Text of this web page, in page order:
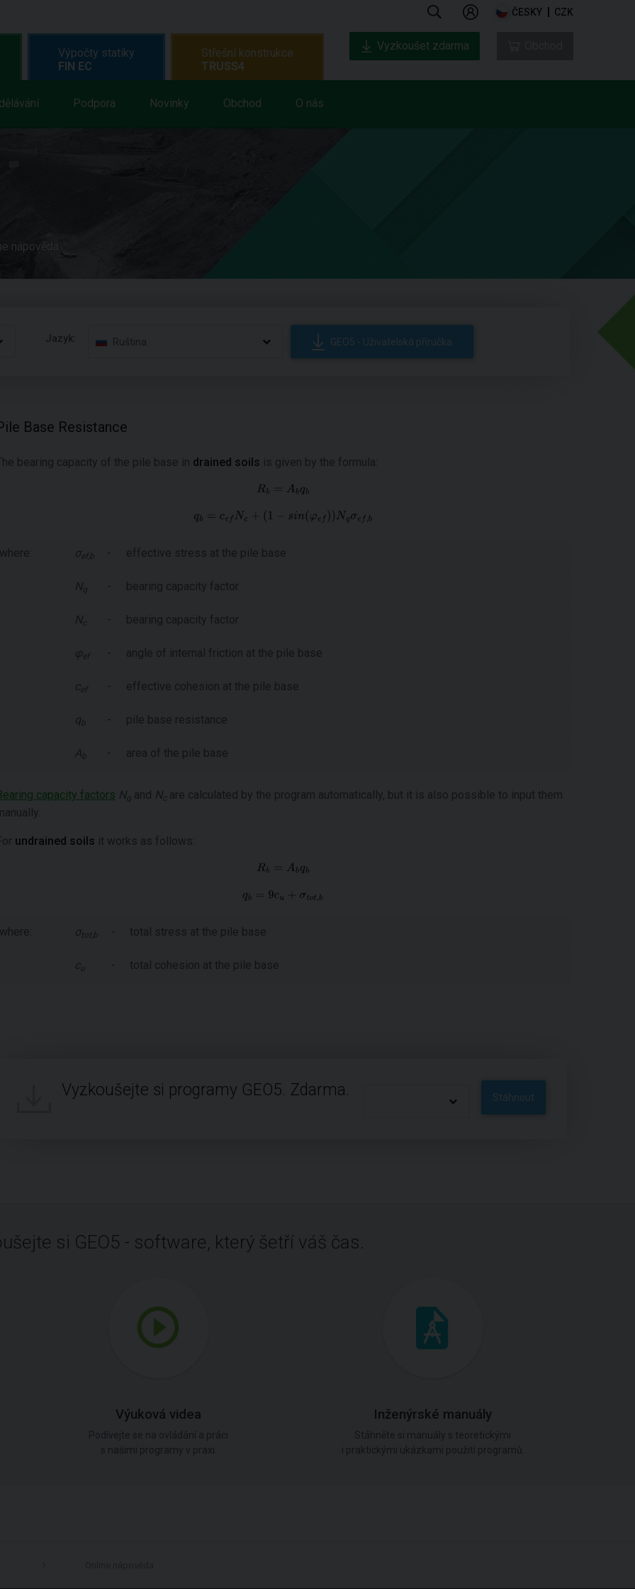
ČESKY CZK
Podpora Novinky Obchod O nás
Výpočty statiky
FIN EC
Střešní konstrukce
TRUSS4
Vyzkoušet zdarma
nápověda
Jazyk: Ruština GEO5 - Uživatelská příručka
Base Resistance
bearing capacity of the pile base in drained soils is given by the formula:
where: σef,b - effective stress at the pile base
N q - bearing capacity factor
N - bearing capacity factor
φef - angle of internal friction at the pile base
c ef - effective cohesion at the pile base
q b - pile base resistance
A b - area of the pile base
capacity factors Nq and N are calculated by the program automatically, but it is also possible to input them
undrained soils it works as follows:
where: σ tot,b - total stress at the pile base
c u - total cohesion at the pile base
Vyzkoušejte si programy GEO5. Zdarma. Stáhnout
si GEO5 - software, který šetří váš čas.
Výuková videa Inženýrské manuály